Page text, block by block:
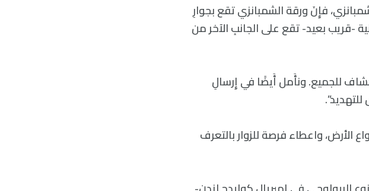
فإِنَ ورقة الشمبانزي تقع بجوارِ
-قريب بعيد- تقع على الجانبِ الآخر من
للجميع. ونأَمل أَيضًا في إِرسالِ
واعطاء فرصة للزوار بالتعرف